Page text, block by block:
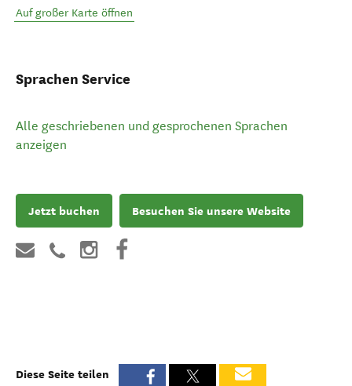
Auf großer Karte öffnen
Sprachen Service
Alle geschriebenen und gesprochenen Sprachen
anzeigen
Jetzt buchen Besuchen Sie unsere Website
Diese Seite teilen